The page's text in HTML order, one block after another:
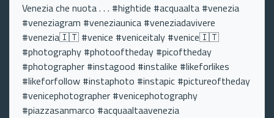
Venezia che nuota . . . #hightide #acquaalta #venezia
#veneziagram #veneziaunica #veneziadavivere
#venezia🇮🇹 #venice #veniceitaly #venice🇮🇹
#photography #photooftheday #picoftheday
#photographer #instagood #instalike #likeforlikes
#likeforfollow #instaphoto #instapic #pictureoftheday
#venicephotographer #venicephotography
#piazzasanmarco #acquaaltaavenezia